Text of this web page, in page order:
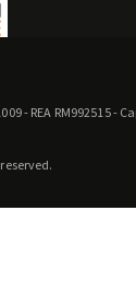
- REA RM992515 -